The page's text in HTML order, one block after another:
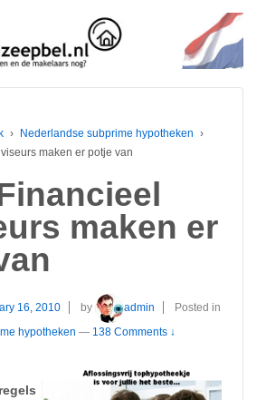
› Nederlandse subprime hypotheken ›
maken er potje van
maken er
16, 2010 by admin
Posted in
hypotheken — 138 Comments ↓